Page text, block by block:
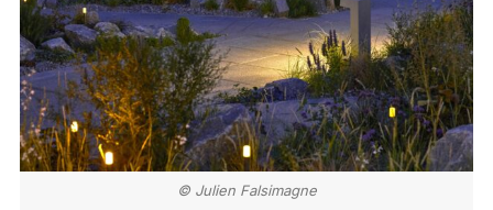
© Julien Falsimagne